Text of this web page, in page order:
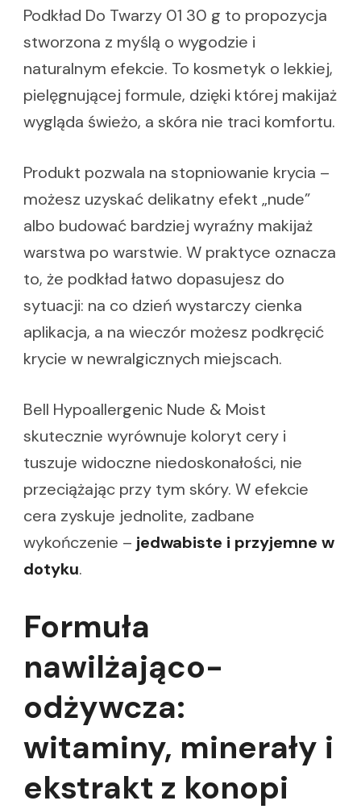
Podkład Do Twarzy 01 30 g to propozycja
stworzona z myślą o wygodzie i
naturalnym efekcie. To kosmetyk o lekkiej,
pielęgnującej formule, dzięki której makijaż
wygląda świeżo, a skóra nie traci komfortu.
Produkt pozwala na stopniowanie krycia –
możesz uzyskać delikatny efekt „nude”
albo budować bardziej wyraźny makijaż
warstwa po warstwie. W praktyce oznacza
to, że podkład łatwo dopasujesz do
sytuacji: na co dzień wystarczy cienka
aplikacja, a na wieczór możesz podkręcić
krycie w newralgicznych miejscach.
Bell Hypoallergenic Nude & Moist
skutecznie wyrównuje koloryt cery i
tuszuje widoczne niedoskonałości, nie
przeciążając przy tym skóry. W efekcie
cera zyskuje jednolite, zadbane
wykończenie – jedwabiste i przyjemne w
dotyku.
Formuła
nawilżająco-
odżywcza:
witaminy, minerały i
ekstrakt z konopi